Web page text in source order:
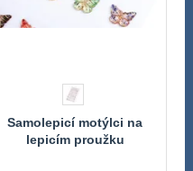
Samolepicí motýlci na
lepicím proužku